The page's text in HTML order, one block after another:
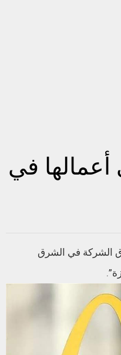
أعمالها في
الشركة في الشرق